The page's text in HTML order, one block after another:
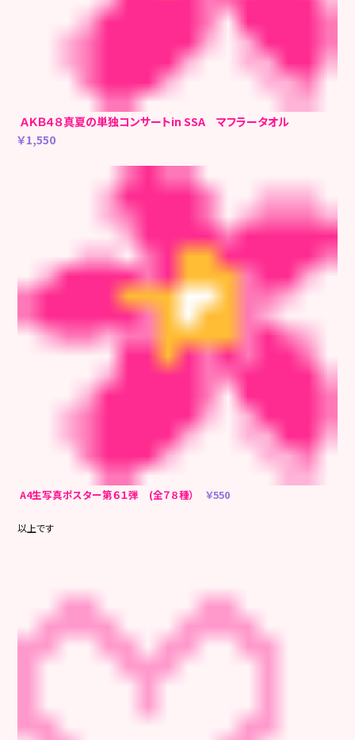
ＡＫＢ４８真夏の単独コンサートin SSA マフラータオル
￥1,550
A4生写真ポスター第６１弾 (全７８種） ￥550
以上です